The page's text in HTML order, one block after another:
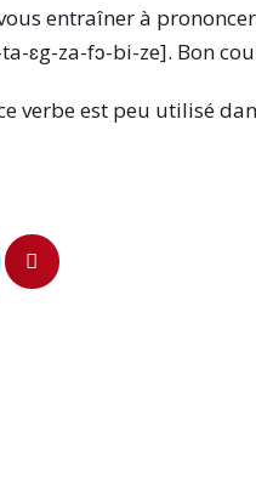
entraîner à
ɛg-za-fɔ-bi-ze]. Bon
verbe est peu utilisé